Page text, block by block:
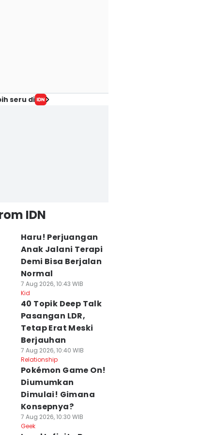
seru di
IDN
Haru! Perjuangan
Anak Jalani Terapi
Demi Bisa Berjalan
Normal
7 Aug 2026, 10:43 WIB
Kid
40 Topik Deep Talk
Pasangan LDR,
Tetap Erat Meski
Berjauhan
7 Aug 2026, 10:40 WIB
Relationship
Pokémon Game On!
Diumumkan
Dimulai! Gimana
Konsepnya?
7 Aug 2026, 10:30 WIB
Geek